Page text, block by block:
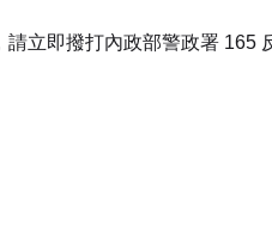
立即撥打內政部警政署 165